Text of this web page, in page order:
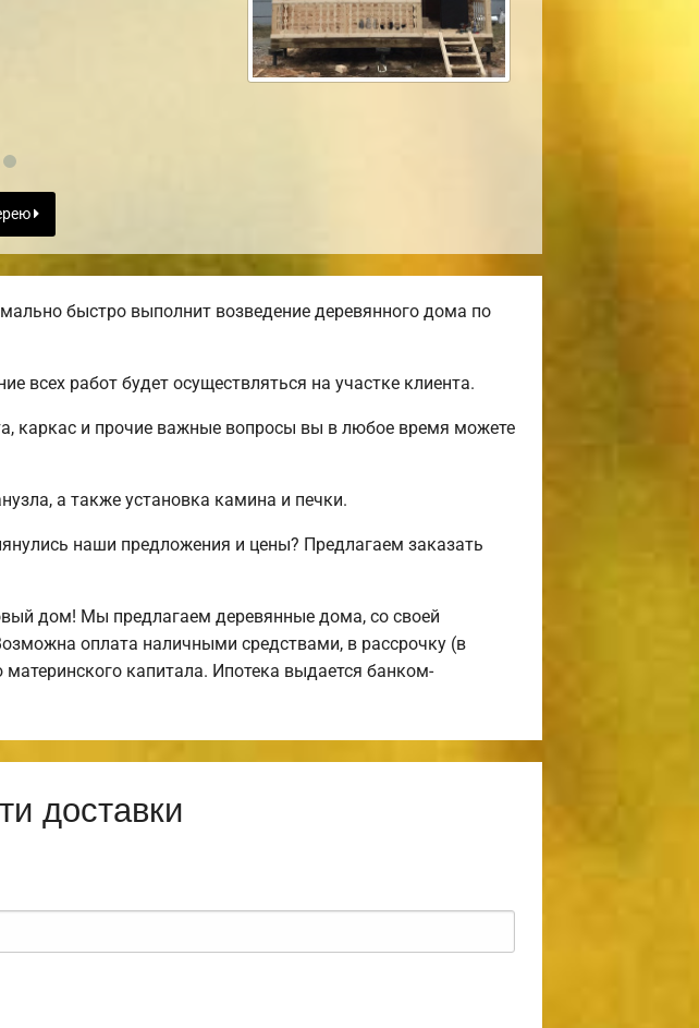
быстро выполнит возведение деревянного дома по
работ будет осуществляться на участке клиента.
каркас и прочие важные вопросы вы в любое время можете
а также установка камина и печки.
наши предложения и цены? Предлагаем заказать
дом! Мы предлагаем деревянные дома, со своей
оплата наличными средствами, в рассрочку (в
капитала. Ипотека выдается банком-
доставки